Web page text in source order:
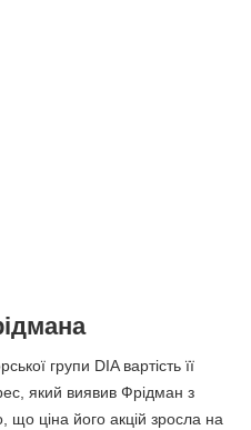
групи DIA вартість її
який виявив Фрідман з
що ціна його акцій зросла на